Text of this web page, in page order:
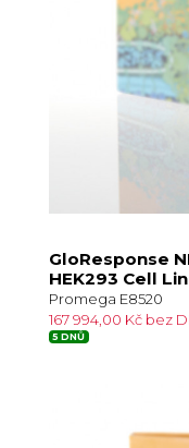
GloResponse
HEK293 Cell
Promega E8520
167 994,00 Kč bez
5 DNŮ